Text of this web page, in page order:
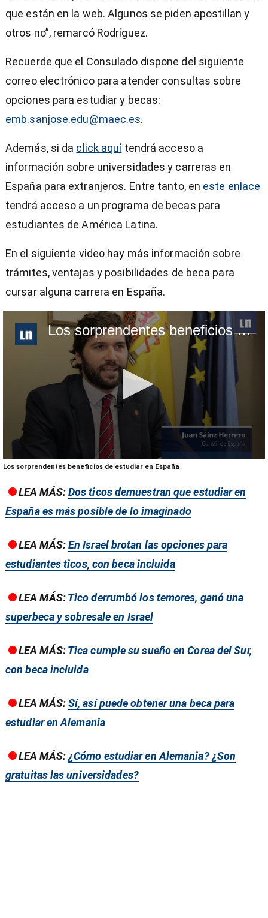
que están en la web. Algunos se piden apostillan y
otros no”, remarcó Rodríguez.
Recuerde que el Consulado dispone del siguiente
correo electrónico para atender consultas sobre
opciones para estudiar y becas:
emb.sanjose.edu@maec.es.
Además, si da click aquítendrá acceso a
información sobre universidades y carreras en
España para extranjeros. Entre tanto, en este enlace
tendrá acceso a un programa de becas para
estudiantes de América Latina.
En el siguiente video hay más información sobre
trámites, ventajas y posibilidades de beca para
cursar alguna carrera en España.
Los sorprendentes beneficios de estudiar en España
0
seconds
12
1
second
Los sorprendentes beneficios de estudiar en España
LEA MÁS:Dos ticos demuestran que estudiar en
España es más posible de lo imaginado
LEA MÁS:En Israel brotan las opciones para
estudiantes ticos, con beca incluida
LEA MÁS:Tico derrumbó los temores, ganó una
superbeca y sobresale en Israel
LEA MÁS:Tica cumple su sueño en Corea del Sur,
con beca incluida
LEA MÁS:Sí, así puede obtener una beca para
estudiar en Alemania
LEA MÁS:¿Cómo estudiar en Alemania? ¿Son
gratuitas las universidades?